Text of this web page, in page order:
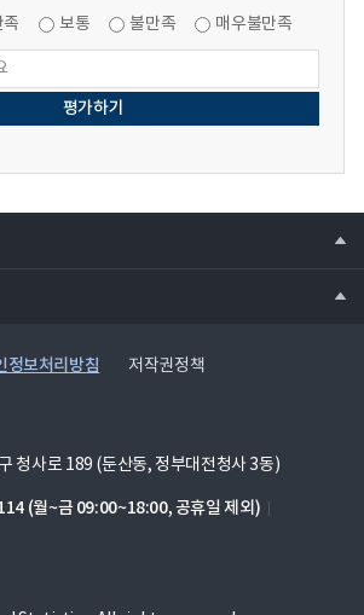
족 보통 불만족 매우불만족
정보처리방침 저작권정책
청사로 189 (둔산동, 정부대전청사 3동)
(월~금 09:00~18:00, 공휴일 제외)